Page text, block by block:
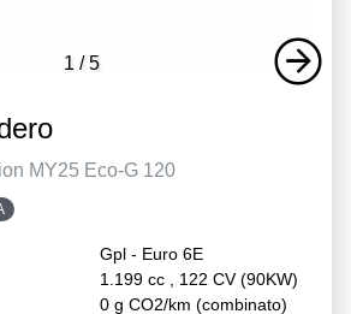
1 /5
MY25 Eco-G 120
Gpl - Euro 6E
1.199 cc , 122 CV (90KW)
0 g CO2/km (combinato)